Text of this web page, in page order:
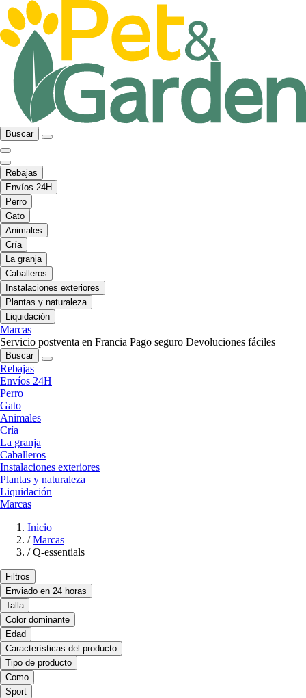
Buscar
Rebajas
Envíos 24H
Perro
Gato
Animales
Cría
La granja
Caballeros
Instalaciones exteriores
Plantas y naturaleza
Liquidación
Marcas
Servicio postventa en Francia Pago seguro Devoluciones fáciles
Buscar
Rebajas
Envíos 24H
Perro
Gato
Animales
Cría
La granja
Caballeros
Instalaciones exteriores
Plantas y naturaleza
Liquidación
Marcas
Inicio
/ Marcas
/ Q-essentials
Filtros
Enviado en 24 horas
Talla
Color dominante
Edad
Características del producto
Tipo de producto
Como
Sport